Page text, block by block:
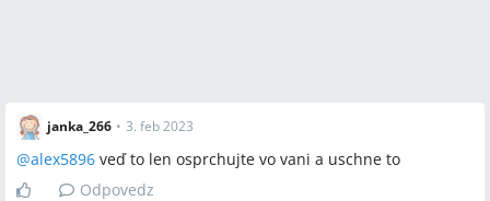
janka_266 • 3. feb 2023
@alex5896 veď to len osprchujte vo vani a uschne to
Odpovedz